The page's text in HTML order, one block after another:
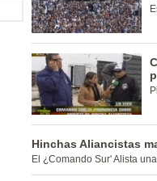
Hinchas Aliancistas
El ¿Comando Sur' Alista